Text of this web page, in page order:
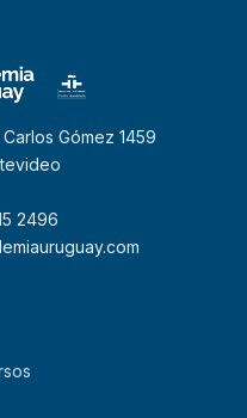
Gómez 1459
2496